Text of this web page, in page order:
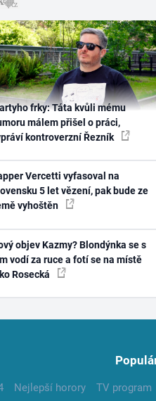
frky: Táta kvůli mému
málem přišel o práci,
kontroverzní Řezník
Vercetti vyfasoval na
5 let vězení, pak bude ze
vyhoštěn
objev Kazmy? Blondýnka se s
vodí za ruce a fotí se na místě
Rosecká
Nejlepší horory TV program